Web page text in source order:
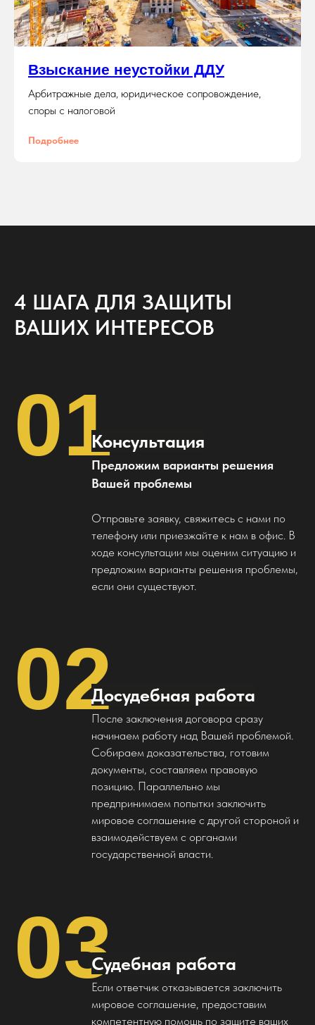
Взыскание неустойки ДДУ
Арбитражные дела, юридическое сопровождение,
споры с налоговой
Подробнее
4 ШАГА ДЛЯ ЗАЩИТЫ
ВАШИХ ИНТЕРЕСОВ
Консультация
Предложим варианты решения
Вашей проблемы
Отправьте заявку, свяжитесь с нами по
телефону или приезжайте к нам в офис. В
ходе консультации мы оценим ситуацию и
предложим варианты решения проблемы,
если они существуют.
01
Досудебная работа
После заключения договора сразу
начинаем работу над Вашей проблемой.
Собираем доказательства, готовим
документы, составляем правовую
позицию. Параллельно мы
предпринимаем попытки заключить
мировое соглашение с другой стороной и
взаимодействуем с органами
государственной власти.
02
Судебная работа
Если ответчик отказывается заключить
мировое соглашение, предоставим
компетентную помошь по защите ваших
03
КОНТАКТЫ
ПОЛУЧИТЬ
Получить консультацию
ПОЛУЧИТЕ ОЦЕНКУ И ПРОГНОЗ
ПЕРСПЕКТИВ ДЕЛА
ПРОКОНСУЛЬТИРУЕМ ПО
ТЕЛЕФОНУ ИЛИ В НАШЕМ ОФИСЕ
© 2025 Кубанский Правовед.
ИП Шведов Эдуард
Александрович. ОГРНИП
микрорайон Центральный,
Политика конфиденциальности